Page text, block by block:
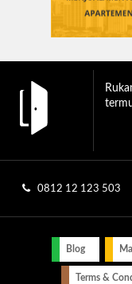
0812 12 123 503
Blog
Terms &